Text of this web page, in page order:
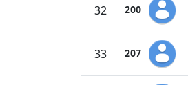
32 200
33 207